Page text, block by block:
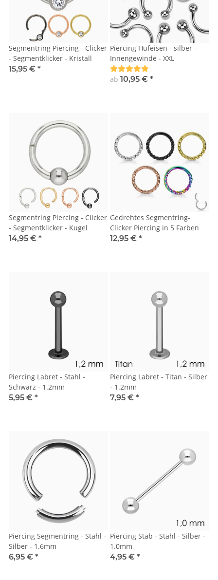
Segmentring Piercing - Clicker
- Segmentklicker - Kristall
15,95 € *
Piercing Hufeisen - silber -
Innengewinde - XXL
ab 10,95 € *
Segmentring Piercing - Clicker
- Segmentklicker - Kugel
14,95 € *
Gedrehtes Segmentring-
Clicker Piercing in 5 Farben
12,95 € *
Piercing Labret - Stahl -
Schwarz - 1.2mm
5,95 € *
Piercing Labret - Titan - Silber
- 1.2mm
7,95 € *
Piercing Segmentring - Stahl -
Silber - 1.6mm
6,95 € *
Piercing Stab - Stahl - Silber -
1.0mm
4,95 € *